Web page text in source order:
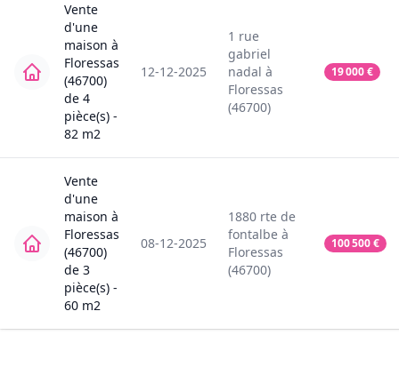
Vente
d'une
maison à
Floressas
(46700)
de 4
pièce(s) -
82 m2
12-12-2025
1 rue
gabriel
nadal à
Floressas
(46700)
19 000€
Vente
d'une
maison à
Floressas
(46700)
de 3
pièce(s) -
60 m2
08-12-2025
1880 rte de
fontalbe à
Floressas
(46700)
100 500€